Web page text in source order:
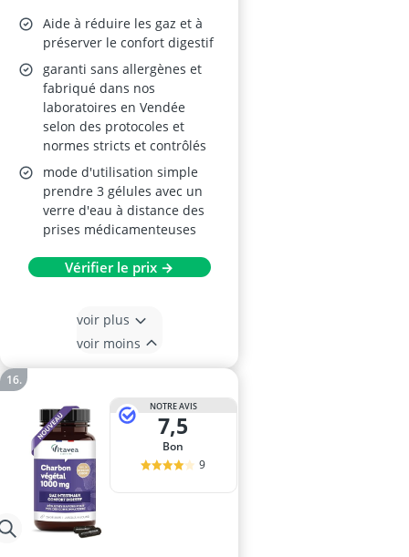
Fenouil, Mélisse,
Gingembre – 30
gélules – Fabriqué en
France
Aide à réduire les gaz et à
préserver le confort digestif
garanti sans allergènes et
fabriqué dans nos
laboratoires en Vendée
selon des protocoles et
normes stricts et contrôlés
mode d'utilisation simple
prendre 3 gélules avec un
verre d'eau à distance des
prises médicamenteuses
Vérifier le prix →
voir plus
voir moins
NOTRE AVIS
7,5
Bon
9